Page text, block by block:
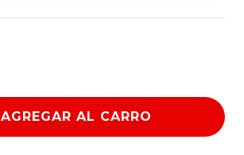
AGREGAR AL CARRO